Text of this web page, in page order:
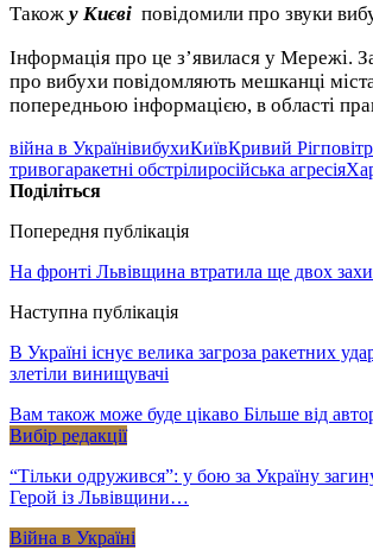
Також у Києві повідомили про звуки
Інформація про це з’явилася у Мережі.
про вибухи повідомляють мешканці
попередньою інформацією, в області
війна в УкраїнівибухиКиївКривий Ріг
тривогаракетні обстрілиросійська агресія
Поділіться
Попередня публікація
На фронті Львівщина втратила ще двох
Наступна публікація
В Україні існує велика загроза ракетних
злетіли винищувачі
Вам також може буде цікаво Більше від
Вибір редакції
“Тільки одружився”: у бою за Україну
Герой із Львівщини…
Війна в Україні